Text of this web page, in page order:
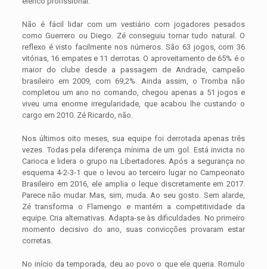
Não é fácil lidar com um vestiário com jogadores pesados
como Guerrero ou Diego. Zé conseguiu tornar tudo natural. O
reflexo é visto facilmente nos números. São 63 jogos, com 36
vitórias, 16 empates e 11 derrotas. O aproveitamento de 65% é o
maior do clube desde a passagem de Andrade, campeão
brasileiro em 2009, com 69,2%. Ainda assim, o Tromba não
completou um ano no comando, chegou apenas a 51 jogos e
viveu uma enorme irregularidade, que acabou lhe custando o
cargo em 2010. Zé Ricardo, não.
Nos últimos oito meses, sua equipe foi derrotada apenas três
vezes. Todas pela diferença mínima de um gol. Está invicta no
Carioca e lidera o grupo na Libertadores. Após a segurança no
esquema 4-2-3-1 que o levou ao terceiro lugar no Campeonato
Brasileiro em 2016, ele amplia o leque discretamente em 2017.
Parece não mudar. Mas, sim, muda. Ao seu gosto. Sem alarde,
Zé transforma o Flamengo e mantém a competitividade da
equipe. Cria alternativas. Adapta-se às dificuldades. No primeiro
momento decisivo do ano, suas convicções provaram estar
corretas.
No início da temporada, deu ao povo o que ele queria. Romulo